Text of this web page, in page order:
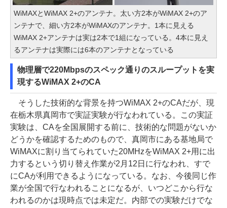
WiMAXとWiMAX 2+のアンテナ。太い方2本がWiMAX 2+のア
ンテナで、細い方2本がWiMAXのアンテナ。1本に見える
WiMAX 2+アンテナは実は2本で1組になっている。4本に見え
るアンテナは実際には6本のアンテナとなっている
物理層で220Mbpsのスペック通りのスループットを実
現するWiMAX 2+のCA
そうした技術的な背景を持つWiMAX 2+のCAだが、現
在栃木県真岡市で実証実験が行なわれている。この実証
実験は、CAを全国展開する前に、技術的な問題がないか
どうかを確認するためのもので、真岡市にある基地局で
WiMAXに割り当てられていた20MHzをWiMAX 2+用に出
力するという切り替え作業が2月12日に行なわれ、すで
にCAが利用できるようになっている。なお、今後同じ作
業が全国で行なわれることになるが、いつどこから行な
われるのかは現時点では未定だ。内部での実験だけでな